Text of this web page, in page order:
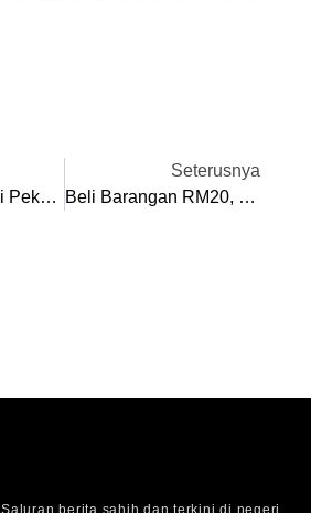
PBT Perlu Patuhi Pekeliling Pembangunan Gua, Kaki Bukit – MB
Seterusnya
Beli Barangan RM20, Baru Layak Beli Minyak Masak Peket Bersubsidi
Saluran berita sahih dan terkini di negeri